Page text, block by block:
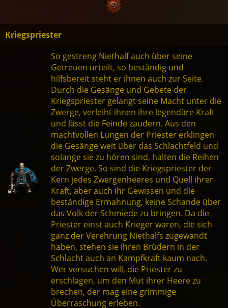
Kriegspriester
So gestreng Niethalf auch über seine
Getreuen urteilt, so beständig und
hilfsbereit steht er ihnen auch zur Seite.
Durch die Gesänge und Gebete der
Kriegspriester gelangt seine Macht unter die
Zwerge, verleiht ihnen ihre legendäre Kraft
und lässt die Feinde zaudern. Aus den
machtvollen Lungen der Priester erklingen
die Gesänge weit über das Schlachtfeld und
solange sie zu hören sind, halten die Reihen
der Zwerge. So sind die Kriegspriester der
Kern jedes Zwergenheeres und Quell ihrer
Kraft, aber auch ihr Gewissen und die
beständige Ermahnung, keine Schande über
das Volk der Schmiede zu bringen. Da die
Priester einst auch Krieger waren, die sich
ganz der Verehrung Niethalfs zugewandt
haben, stehen sie ihren Brüdern in der
Schlacht auch an Kampfkraft kaum nach.
Wer versuchen will, die Priester zu
erschlagen, um den Mut ihrer Heere zu
brechen, der mag eine grimmige
Überraschung erleben.